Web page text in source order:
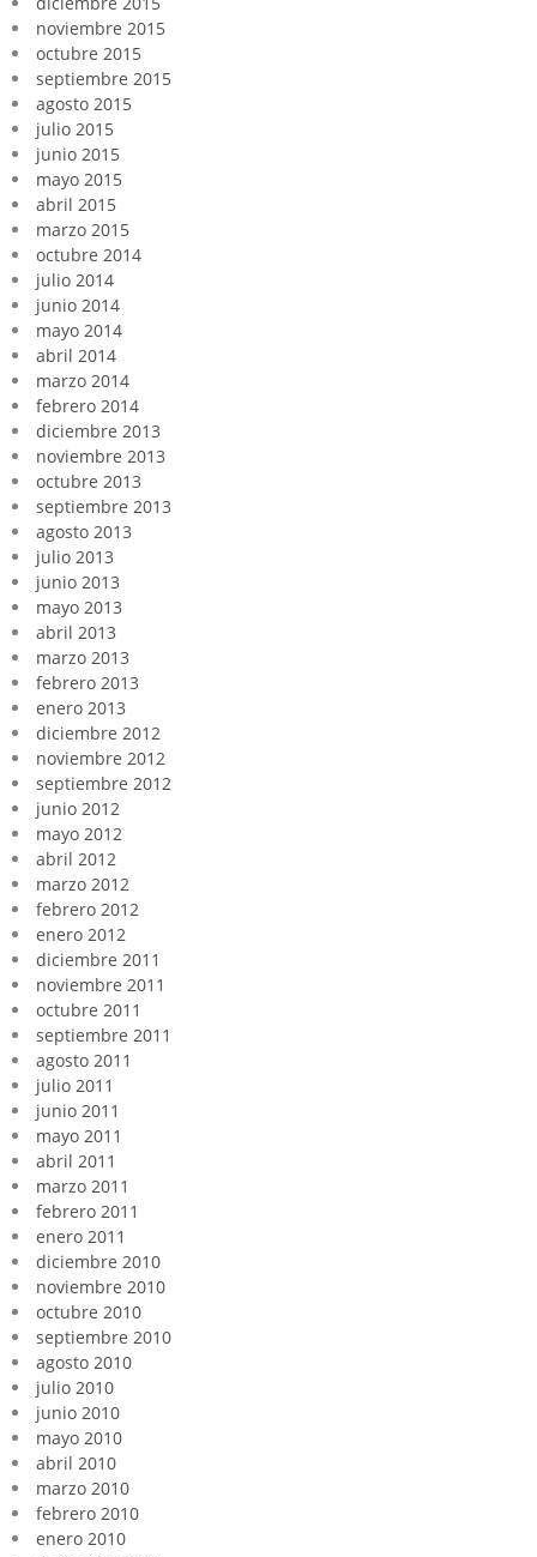
noviembre 2015
octubre 2015
septiembre 2015
agosto 2015
julio 2015
junio 2015
mayo 2015
abril 2015
marzo 2015
octubre 2014
julio 2014
junio 2014
mayo 2014
abril 2014
marzo 2014
febrero 2014
diciembre 2013
noviembre 2013
octubre 2013
septiembre 2013
agosto 2013
julio 2013
junio 2013
mayo 2013
abril 2013
marzo 2013
febrero 2013
enero 2013
diciembre 2012
noviembre 2012
septiembre 2012
junio 2012
mayo 2012
abril 2012
marzo 2012
febrero 2012
enero 2012
diciembre 2011
noviembre 2011
octubre 2011
septiembre 2011
agosto 2011
julio 2011
junio 2011
mayo 2011
abril 2011
marzo 2011
febrero 2011
enero 2011
diciembre 2010
noviembre 2010
octubre 2010
septiembre 2010
agosto 2010
julio 2010
junio 2010
mayo 2010
abril 2010
marzo 2010
febrero 2010
enero 2010